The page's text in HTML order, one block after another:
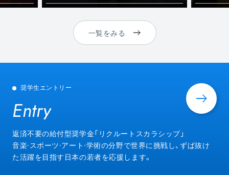
一覧をみる
奨学生エントリー
Entry
Entry
返済不要の給付型奨学金「リクルートスカラシップ」
音楽·スポーツ·アート·学術の分野で世界に挑戦し、ずば抜け
た活躍を目指す日本の若者を応援します。